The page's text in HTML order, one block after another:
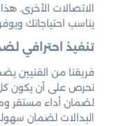
الاتصالات الأخرى.
يناسب احتياجاتك
تنفيذ احترافي
فريقنا من الفنيين
نحرص على أن يكون
لضمان أداء مستقر
البدالات لضمان